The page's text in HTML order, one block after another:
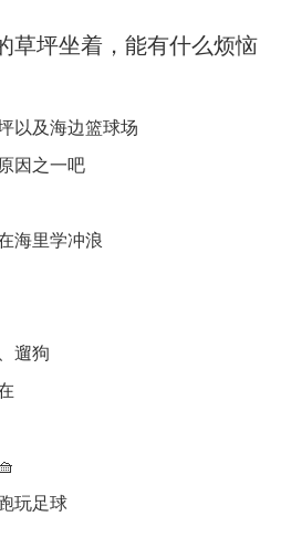
草坪坐着，能有什么烦恼
以及海边篮球场
因之一吧
海里学冲浪
遛狗
玩足球